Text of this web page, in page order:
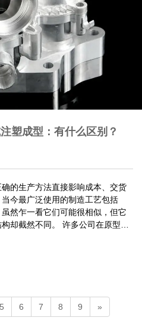
塑成型：有什么区别？
的生产方法直接影响成本、交货
今最广泛使用的制造工艺包括
然乍一看它们可能很相似，但它
却截然不同。 许多公司在原型设
5 6 7 8 9 »